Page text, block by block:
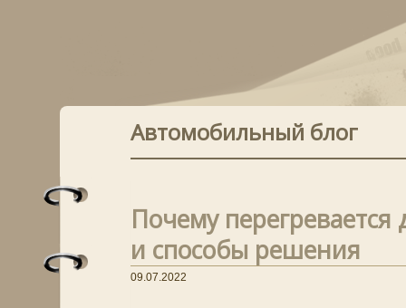
Автомобильный блог
Почему
и способы решения
09.07.2022